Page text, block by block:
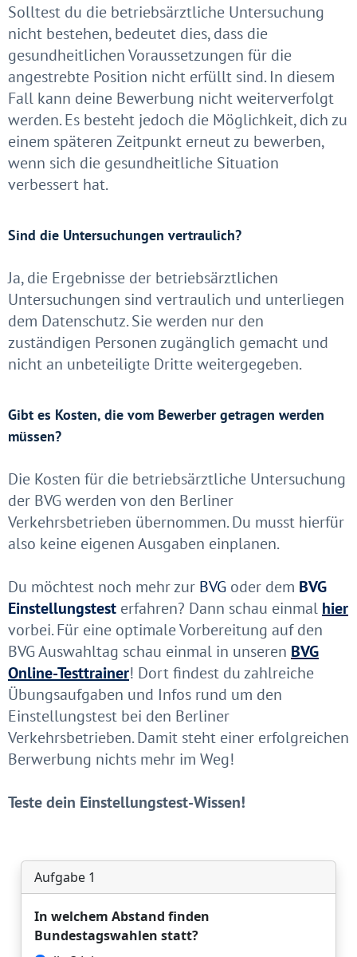
Solltest du die betriebsärztliche Untersuchung
nicht bestehen, bedeutet dies, dass die
gesundheitlichen Voraussetzungen für die
angestrebte Position nicht erfüllt sind. In diesem
Fall kann deine Bewerbung nicht weiterverfolgt
werden. Es besteht jedoch die Möglichkeit, dich zu
einem späteren Zeitpunkt erneut zu bewerben,
wenn sich die gesundheitliche Situation
verbessert hat.
Sind die Untersuchungen vertraulich?
Ja, die Ergebnisse der betriebsärztlichen
Untersuchungen sind vertraulich und unterliegen
dem Datenschutz. Sie werden nur den
zuständigen Personen zugänglich gemacht und
nicht an unbeteiligte Dritte weitergegeben.
Gibt es Kosten, die vom Bewerber getragen werden
müssen?
Die Kosten für die betriebsärztliche Untersuchung
der BVG werden von den Berliner
Verkehrsbetrieben übernommen. Du musst hierfür
also keine eigenen Ausgaben einplanen.
Du möchtest noch mehr zur BVG oder dem BVG
Einstellungstest erfahren? Dann schau einmal hier
vorbei.Für eine optimale Vorbereitung auf den
BVG Auswahltag schau einmal in unseren BVG
Online-Testtrainer! Dort findest du zahlreiche
Übungsaufgaben und Infos rund um den
Einstellungstest bei den Berliner
Verkehrsbetrieben. Damit steht einer erfolgreichen
Berwerbung nichts mehr im Weg!
Teste dein Einstellungstest-Wissen!